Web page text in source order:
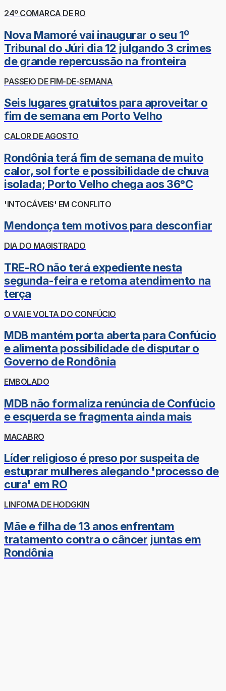
24º COMARCA DE RO
Nova Mamoré vai inaugurar o seu 1º
Tribunal do Júri dia 12 julgando 3 crimes
de grande repercussão na fronteira
PASSEIO DE FIM-DE-SEMANA
Seis lugares gratuitos para aproveitar o
fim de semana em Porto Velho
CALOR DE AGOSTO
Rondônia terá fim de semana de muito
calor, sol forte e possibilidade de chuva
isolada; Porto Velho chega aos 36°C
'INTOCÁVEIS' EM CONFLITO
Mendonça tem motivos para desconfiar
DIA DO MAGISTRADO
TRE-RO não terá expediente nesta
segunda-feira e retoma atendimento na
terça
O VAI E VOLTA DO CONFÚCIO
MDB mantém porta aberta para Confúcio
e alimenta possibilidade de disputar o
Governo de Rondônia
EMBOLADO
MDB não formaliza renúncia de Confúcio
e esquerda se fragmenta ainda mais
MACABRO
Líder religioso é preso por suspeita de
estuprar mulheres alegando 'processo de
cura' em RO
LINFOMA DE HODGKIN
Mãe e filha de 13 anos enfrentam
tratamento contra o câncer juntas em
Rondônia